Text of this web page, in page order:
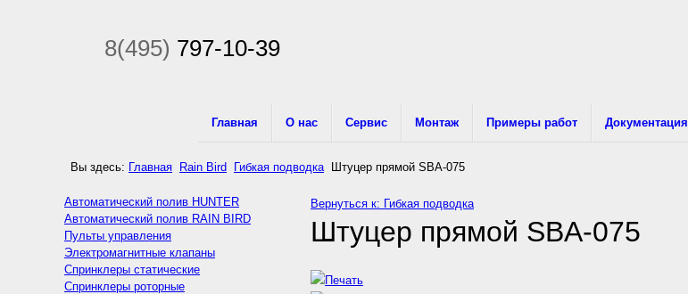
8(495) 797-10-39
Главная О нас Сервис Монтаж Примеры работ Документация
Вы здесь: Главная Rain Bird Гибкая подводка Штуцер прямой SBA-075
Автоматический полив HUNTER
Автоматический полив RAIN BIRD
Пульты управления
Электромагнитные клапаны
Спринклеры статические
Спринклеры роторные
Вернуться к: Гибкая подводка
Штуцер прямой SBA-075